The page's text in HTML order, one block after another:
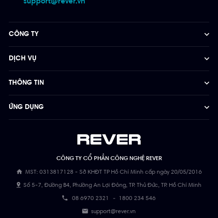
CÔNG TY CỔ PHẦN CÔNG NGHỆ REVER
MST: 0313817128 - Sở KHĐT TP Hồ Chí Minh cấp ngày 20/05/2016
Số 5-7, Đường B4, Phường An Lợi Đông, TP. Thủ Đức, TP. Hồ Chí Minh
08 6970 2321 - 1800 234 546
support@rever.vn
CÔNG TY
DỊCH VỤ
THÔNG TIN
ỨNG DỤNG